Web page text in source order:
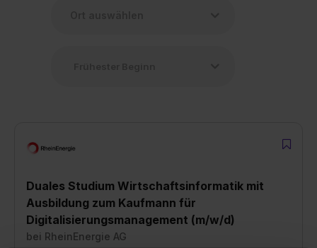
Duales Studium Wirtschaftsinformatik mit
Ausbildung zum Kaufmann für
Digitalisierungsmanagement (m/w/d)
bei RheinEnergie AG